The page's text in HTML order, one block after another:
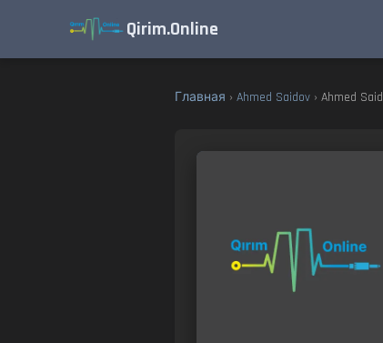
Qirim.Online
Главная › Ahmed Saidov › Ahmed